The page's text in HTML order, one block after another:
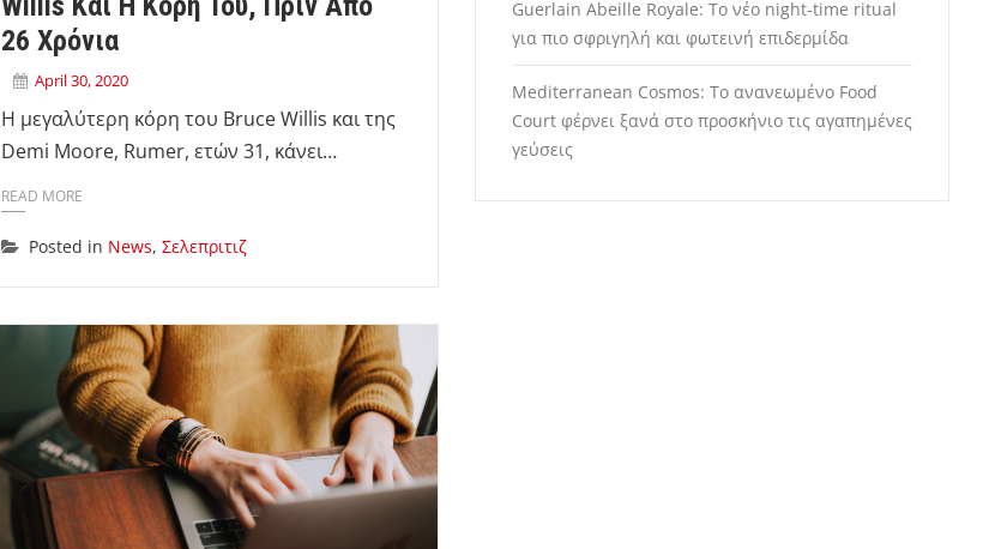
26 Χρόνια
April 30, 2020
Η μεγαλύτερη κόρη του Bruce Willis και της
Demi Moore, Rumer, ετών 31, κάνει…
READ MORE
Posted in News, Σελεπριτιζ
Guerlain Abeille Royale: Το νέο night-time ritual
για πιο σφριγηλή και φωτεινή επιδερμίδα
Mediterranean Cosmos: Το ανανεωμένο Food
Court φέρνει ξανά στο προσκήνιο τις αγαπημένες
γεύσεις